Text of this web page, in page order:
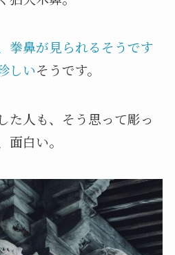
拳鼻が見られるそうです
しいそうです。
た人も、そう思って彫っ
白い。